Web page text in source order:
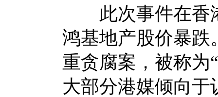
此次事件在香
鸿基地产股价暴跌
重贪腐案，被称为
大部分港媒倾向